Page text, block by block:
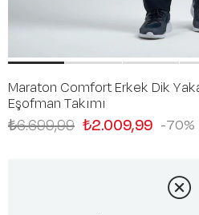
Maraton Comfort Erkek Dik
Eşofman Takımı
70
₺6.699,99 ₺2.009,99